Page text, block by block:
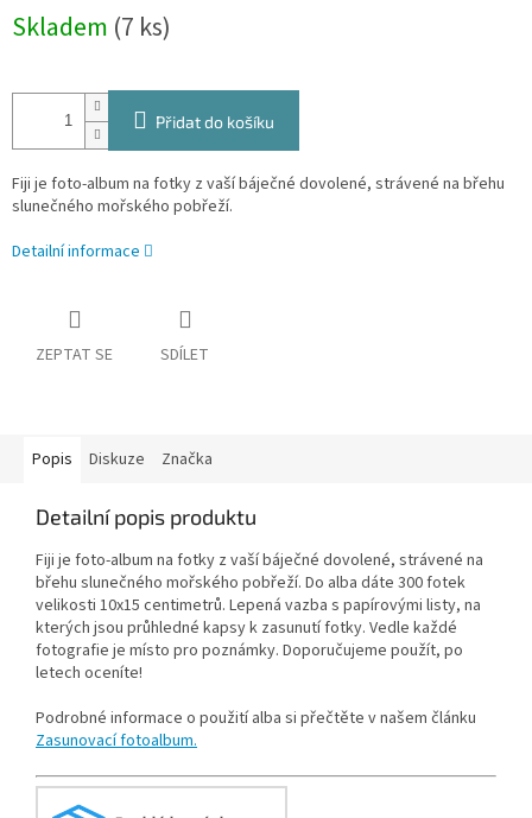
cena:
Skladem (7 ks)
Přidat do košíku
Fiji je foto-album na fotky z vaší báječné dovolené, strávené na břehu
slunečného mořského pobřeží.
Detailní informace
ZEPTAT SE SDÍLET
Popis Diskuze Značka
Detailní popis produktu
Fiji je foto-album na fotky z vaší báječné dovolené, strávené na
břehu slunečného mořského pobřeží. Do alba dáte 300 fotek
velikosti 10x15 centimetrů. Lepená vazba s papírovými listy, na
kterých jsou průhledné kapsy k zasunutí fotky. Vedle každé
fotografie je místo pro poznámky. Doporučujeme použít, po
letech oceníte!
Podrobné informace o použití alba si přečtěte v našem článku
Zasunovací fotoalbum.